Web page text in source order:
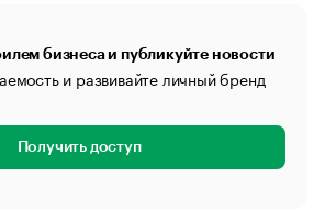
бизнеса и публикуйте новости
и развивайте личный бренд
Получить доступ